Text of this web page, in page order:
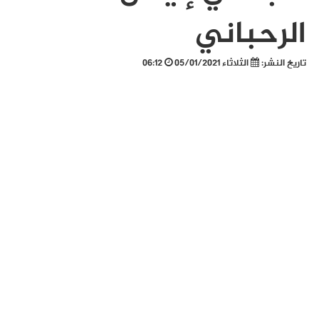
الرحباني
تاريخ النشر: الثلاثاء 05/01/2021